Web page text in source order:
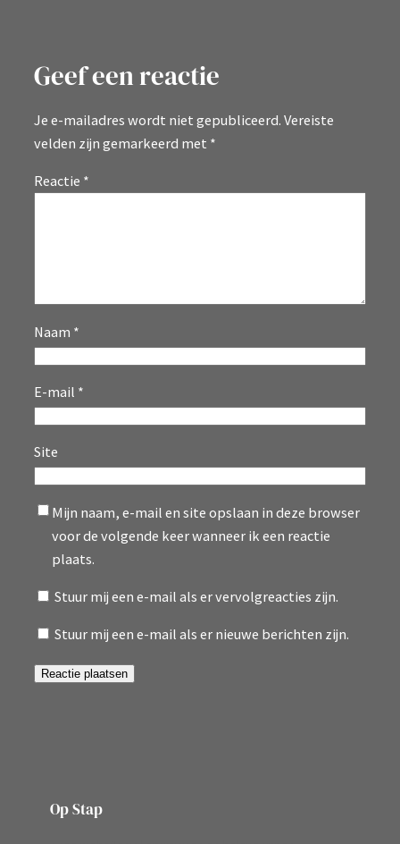
Geef een reactie
Je e-mailadres wordt niet gepubliceerd. Vereiste
velden zijn gemarkeerd met *
Reactie *
Naam *
E-mail *
Site
Mijn naam, e-mail en site opslaan in deze browser
voor de volgende keer wanneer ik een reactie
plaats.
Stuur mij een e-mail als er vervolgreacties zijn.
Stuur mij een e-mail als er nieuwe berichten zijn.
Op Stap